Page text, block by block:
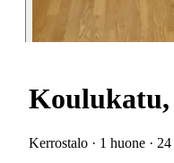
Koulukatu,
Kerrostalo · 1 huone · 24